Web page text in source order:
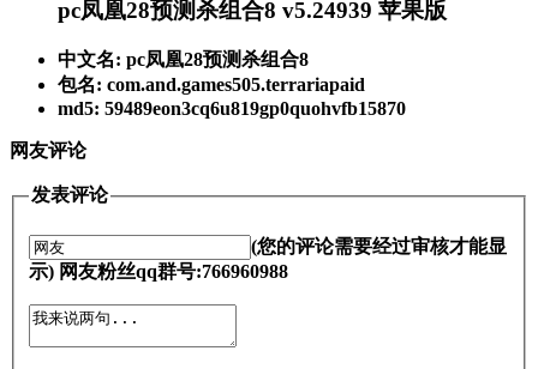
pc凤凰28预测杀组合8 v5.24939 苹果版
中文名: pc凤凰28预测杀组合8
包名: com.and.games505.terrariapaid
md5: 59489eon3cq6u819gp0quohvfb15870
网友评论
发表评论
(您的评论需要经过审核才能显
示) 网友粉丝qq群号:766960988